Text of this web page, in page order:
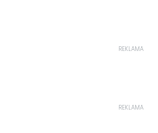
REKLAMA
REKLAMA